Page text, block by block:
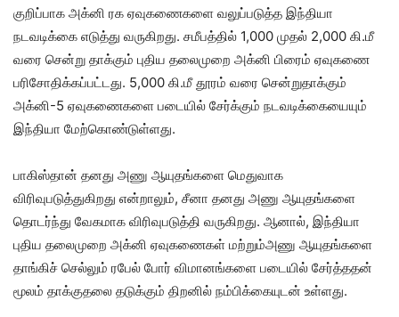
குறிப்பாக அக்னி ரக ஏவுகணைகளை வலுப்படுத்த இந்தியா
நடவடிக்கை எடுத்து வருகிறது. சமீபத்தில் 1,000 முதல் 2,000 கி.மீ
வரை சென்று தாக்கும் புதிய தலைமுறை அக்னி பிரைம் ஏவுகணை
பரிசோதிக்கப்பட்டது. 5,000 கி.மீ தூரம் வரை சென்றுதாக்கும்
அக்னி-5 ஏவுகணைகளை படையில் சேர்க்கும் நடவடிக்கையையும்
இந்தியா மேற்கொண்டுள்ளது.
பாகிஸ்தான் தனது அணு ஆயுதங்களை மெதுவாக
விரிவுபடுத்துகிறது என்றாலும், சீனா தனது அணு ஆயுதங்களை
தொடர்ந்து வேகமாக விரிவுபடுத்தி வருகிறது. ஆனால், இந்தியா
புதிய தலைமுறை அக்னி ஏவுகணைகள் மற்றும்அணு ஆயுதங்களை
தாங்கிச் செல்லும் ரபேல் போர் விமானங்களை படையில் சேர்த்ததன்
மூலம் தாக்குதலை தடுக்கும் திறனில் நம்பிக்கையுடன் உள்ளது.